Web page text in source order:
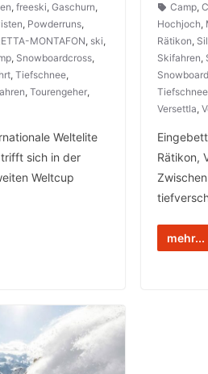
, freeski, Gaschurn,
, Powderruns,
MONTAFON, ski,
, Snowboardcross,
, Tiefschnee,
, Tourengeher,
Weltelite
sich in der
Weltcup
Camp,
Hochjoch,
Rätikon,
Skifahren,
Versettla,
Rätikon,
mehr...